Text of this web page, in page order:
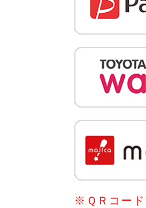
※ＱＲコード